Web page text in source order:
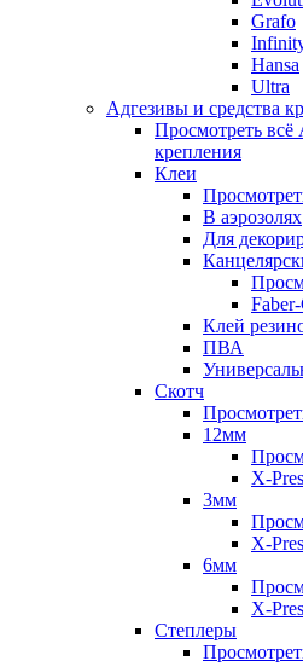
Grafo
Hansa
Ultra
Адгезивы и средства
Просмотреть всё
крепления
Клеи
В аэрозолях
Для
Клей
ПВА
Скотч
12мм
X-
3мм
X-
6мм
X-
Степлеры